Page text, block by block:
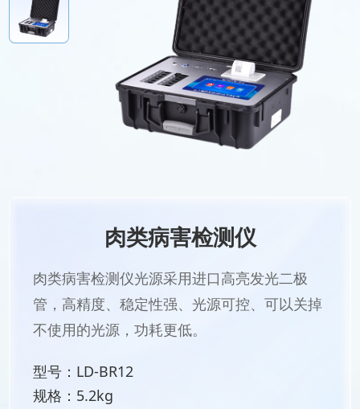
肉类病害检测仪
肉类病害检测仪光源采用进口高亮发光二极
管，高精度、稳定性强、光源可控、可以关掉
不使用的光源，功耗更低。
型号：LD-BR12
规格：5.2kg